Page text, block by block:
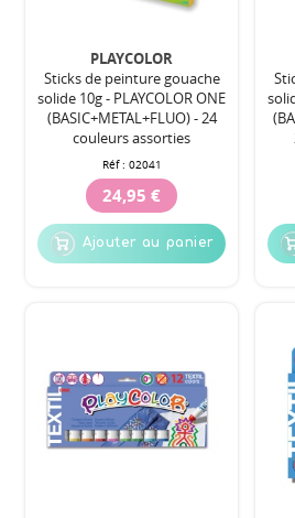
PLAYCOLOR
Sticks de peinture gouache
solide 10g - PLAYCOLOR ONE
(BASIC+METAL+FLUO) - 24
couleurs assorties
Réf : 02041
24,95 €
Ajouter au panier